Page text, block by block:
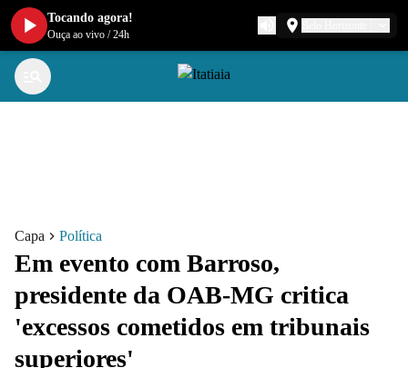
Capa Política
Em evento com Barroso,
presidente da OAB-MG critica
'excessos cometidos em tribunais
superiores'
Tocando agora!
Ouça ao vivo /24h